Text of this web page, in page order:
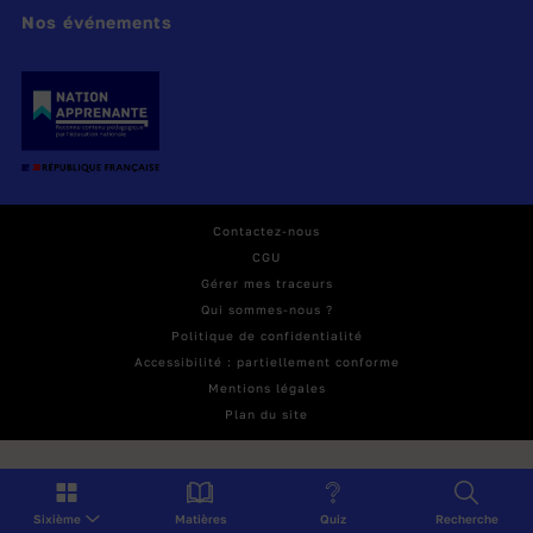
Sixième Matières Quiz Recherche
Article 11 de la Constitution
précieu
l’homm
e. Tout
citoyen
Nos événements
Contactez-nous
CGU
Gérer mes traceurs
Qui sommes-nous ?
Politique de confidentialité
Accessibilité : partiellement conforme
Mentions légales
Plan du site